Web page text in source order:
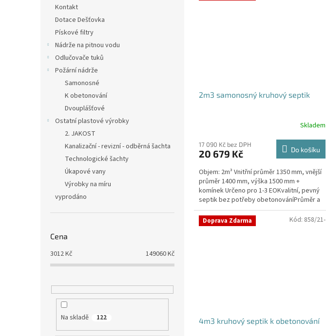
Kontakt
Dotace Dešťovka
Pískové filtry
Nádrže na pitnou vodu
Odlučovače tuků
Požární nádrže
Samonosné
K obetonování
Dvouplášťové
Ostatní plastové výrobky
2. JAKOST
Kanalizační - revizní - odběrná šachta
Technologické šachty
Úkapové vany
Výrobky na míru
vyprodáno
Cena
3012Kč 149060Kč
Na skladě 122
2m3 samonosný kruhový septik
produktu
je
z
5
hvězdiček.
Skladem
17 090 Kč bez DPH
20 679 Kč Do košíku
Objem: 2m³ Vnitřní průměr 1350 mm, vnější
průměr 1400 mm, výška 1500 mm +
komínek Určeno pro 1-3 EOKvalitní, pevný
septik bez potřeby obetonováníPrůměr a
pozici přítoku a odtoku...
Doprava Zdarma
4m3 kruhový septik k obetonování
Kód: 858/21-